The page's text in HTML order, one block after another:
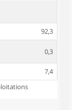
92,3
0,3
7,4